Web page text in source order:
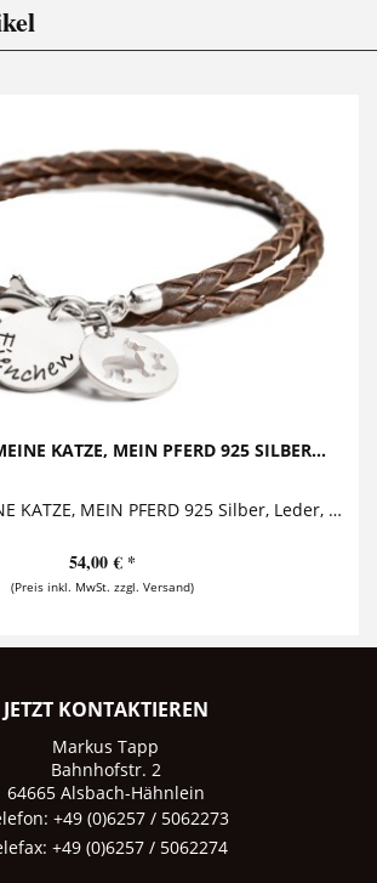
KATZE, MEIN PFERD 925 SILBER...
MEIN HUND, MEINE KATZE, MEIN PFERD 925 Silber, Leder, Namensschmuck Dieses bezaubernde Armband für Tierfreunde besteht aus einem dreifach...
54,00 € *
(Preis inkl. MwSt. zzgl. Versand)
JETZT KONTAKTIEREN
Markus Tapp
Bahnhofstr. 2
64665 Alsbach-Hähnlein
+49 (0)6257 / 5062273
+49 (0)6257 / 5062274